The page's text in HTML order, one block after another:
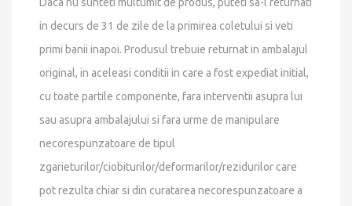
in decurs de 31 de zile de la primirea coletului si veti
primi banii inapoi. Produsul trebuie returnat in ambalajul
original, in aceleasi conditii in care a fost expediat initial,
cu toate partile componente, fara interventii asupra lui
sau asupra ambalajului si fara urme de manipulare
necorespunzatoare de tipul
zgarieturilor/ciobiturilor/deformarilor/rezidurilor care
pot rezulta chiar si din curatarea necorespunzatoare a